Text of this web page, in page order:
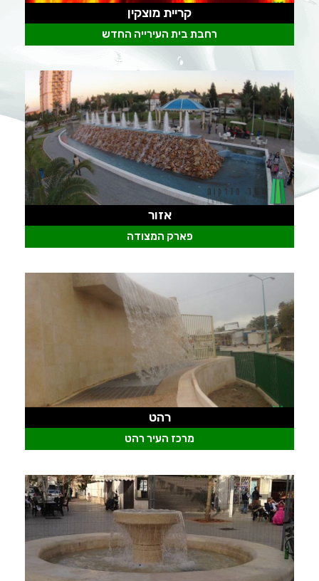
רחבת בית העירייה החדש
קריית מוצקין
פארק המצודה
אזור
מרכז העיר רהט
רהט